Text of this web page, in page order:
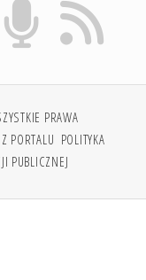
PRAWA
PORTALU POLITYKA
PUBLICZNEJ